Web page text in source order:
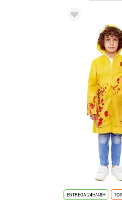
ENTREGA 24H/48H